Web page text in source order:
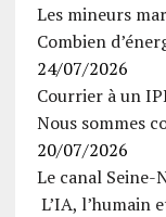
Les mineurs
Combien
24/07/2026
Courrier à un
Nous sommes
20/07/2026
Le canal Seine-
L’IA, l’humain